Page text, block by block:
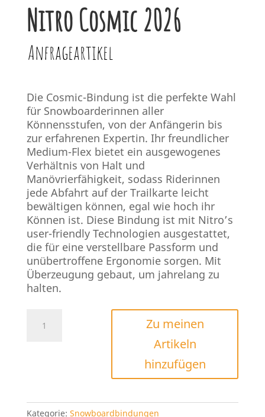
Nitro Cosmic 2026
Anfrageartikel
Die Cosmic-Bindung ist die perfekte Wahl
für Snowboarderinnen aller
Könnensstufen, von der Anfängerin bis
zur erfahrenen Expertin. Ihr freundlicher
Medium-Flex bietet ein ausgewogenes
Verhältnis von Halt und
Manövrierfähigkeit, sodass Riderinnen
jede Abfahrt auf der Trailkarte leicht
bewältigen können, egal wie hoch ihr
Können ist. Diese Bindung ist mit Nitro’s
user-friendly Technologien ausgestattet,
die für eine verstellbare Passform und
unübertroffene Ergonomie sorgen. Mit
Überzeugung gebaut, um jahrelang zu
halten.
Cosmic
Zu meinen
Artikeln
hinzufügen
Kategorie: Snowboardbindungen